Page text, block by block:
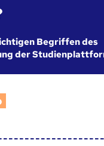
Begriffen des
der